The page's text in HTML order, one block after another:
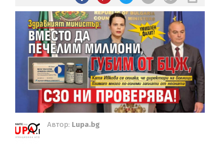
Автор: Lupa.bg